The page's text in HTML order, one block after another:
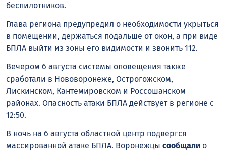
беспилотников.
Глава региона предупредил о необходимости укрыться
в помещении, держаться подальше от окон, а при виде
БПЛА выйти из зоны его видимости и звонить 112.
Вечером 6 августа системы оповещения также
сработали в Нововоронеже, Острогожском,
Лискинском, Кантемировском и Россошанском
районах. Опасность атаки БПЛА действует в регионе с
12:50.
В ночь на 6 августа областной центр подвергся
массированной атаке БПЛА. Воронежцы сообщали о